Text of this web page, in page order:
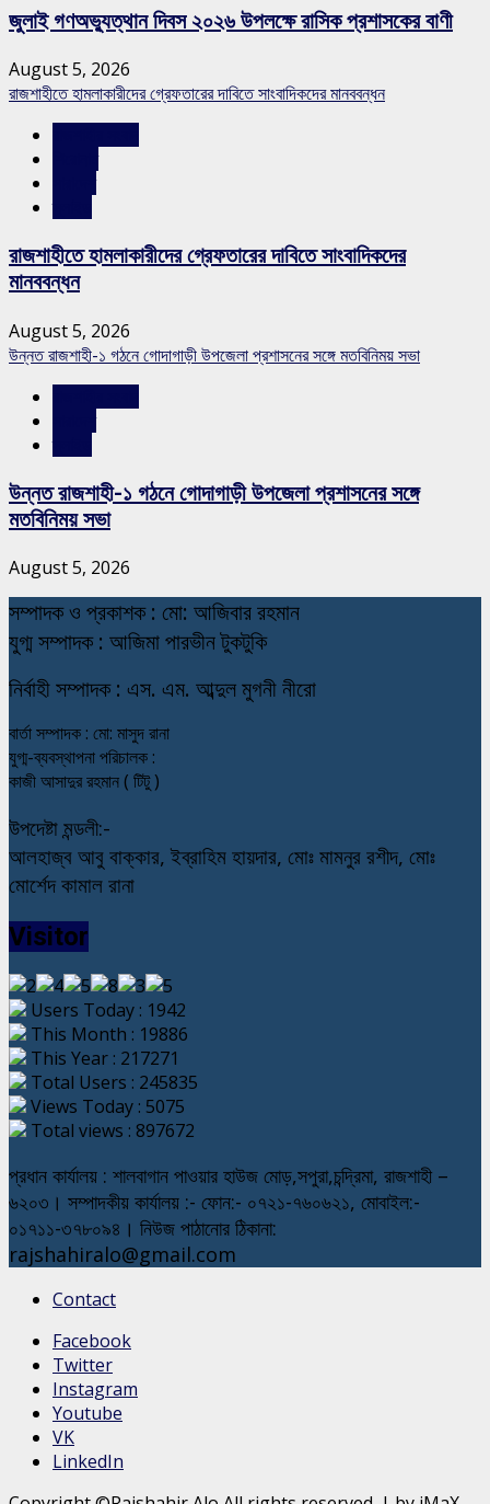
জুলাই গণঅভ্যুত্থান দিবস ২০২৬ উপলক্ষে রাসিক প্রশাসকের বাণী
August 5, 2026
রাজশাহীতে হামলাকারীদের গ্রেফতারের দাবিতে সাংবাদিকদের মানববন্ধন
রাজশাহীতে হামলাকারীদের গ্রেফতারের দাবিতে সাংবাদিকদের
মানববন্ধন
August 5, 2026
উন্নত রাজশাহী-১ গঠনে গোদাগাড়ী উপজেলা প্রশাসনের সঙ্গে মতবিনিময় সভা
উন্নত রাজশাহী-১ গঠনে গোদাগাড়ী উপজেলা প্রশাসনের সঙ্গে
মতবিনিময় সভা
August 5, 2026
সম্পাদক ও প্রকাশক : মো: আজিবার রহমান
যুগ্ম সম্পাদক : আজিমা পারভীন টুকটুকি
নির্বাহী সম্পাদক : এস. এম. আব্দুল মুগনী নীরো
বার্তা সম্পাদক : মো: মাসুদ রানা
যুগ্ম-ব্যবস্থাপনা পরিচালক :
কাজী আসাদুর রহমান ( টিটু )
উপদেষ্টা মন্ডলী:-
আলহাজ্ব আবু বাক্কার, ইব্রাহিম হায়দার, মোঃ মামনুর রশীদ, মোঃ
মোর্শেদ কামাল রানা
Visitor
Users Today : 1942
This Month : 19886
This Year : 217271
Total Users : 245835
Views Today : 5075
Total views : 897672
প্রধান কার্যালয় : শালবাগান পাওয়ার হাউজ মোড়,সপুরা,চন্দ্রিমা, রাজশাহী –
৬২০৩। সম্পাদকীয় কার্যালয় :- ফোন:- ০৭২১-৭৬০৬২১, মোবাইল:-
০১৭১১-৩৭৮০৯৪। নিউজ পাঠানোর ঠিকানা:
rajshahiralo@gmail.com
Contact
Facebook
Twitter
Instagram
Youtube
VK
LinkedIn